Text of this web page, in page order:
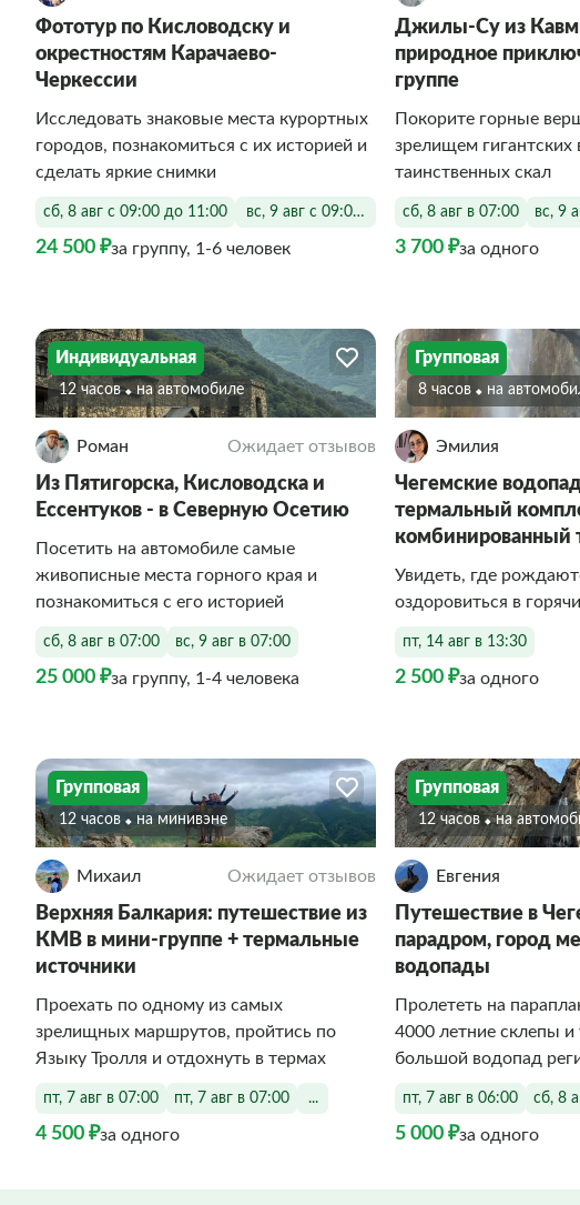
Фототур по Кисловодску и
окрестностям Карачаево-
Черкессии
Исследовать знаковые места курортных
городов, познакомиться с их историей и
сделать яркие снимки
сб, 8 авг с 09:00 до 11:00 вс, 9 авг с 09:00 до 11:00
24 500 ₽за группу, 1-6 человек
Джилы-Су из
природное
группе
Покорите горные
зрелищем гигантских
таинственных скал
сб, 8 авг в 07:00 вс, 9
3 700 ₽за одного
Индивидуальная
12 часов На автомобиле
Роман Ожидает отзывов
Из Пятигорска, Кисловодска и
Ессентуков - в Северную Осетию
Посетить на автомобиле самые
живописные места горного края и
познакомиться с его историей
сб, 8 авг в 07:00 вс, 9 авг в 07:00
25 000 ₽за группу, 1-4 человека
Групповая
8 часов На
Эмилия
Чегемские
термальный
комбинированный
Увидеть, где
оздоровиться в
пт, 14 авг в 13:30
2 500 ₽за одного
Групповая
12 часов На минивэне
Михаил Ожидает отзывов
Верхняя Балкария: путешествие из
КМВ в мини-группе + термальные
источники
Проехать по одному из самых
зрелищных маршрутов, пройтись по
Языку Тролля и отдохнуть в термах
пт, 7 авг в 07:00 пт, 7 авг в 07:00 ...
4 500 ₽за одного
Групповая
12 часов На
Евгения
Путешествие в
парадром, город
водопады
Пролететь на
4000 летние склепы
большой водопад
пт, 7 авг в 06:00 сб, 8
5 000 ₽за одного